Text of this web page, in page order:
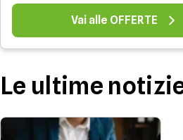
Vai alle OFFERTE
Le ultime